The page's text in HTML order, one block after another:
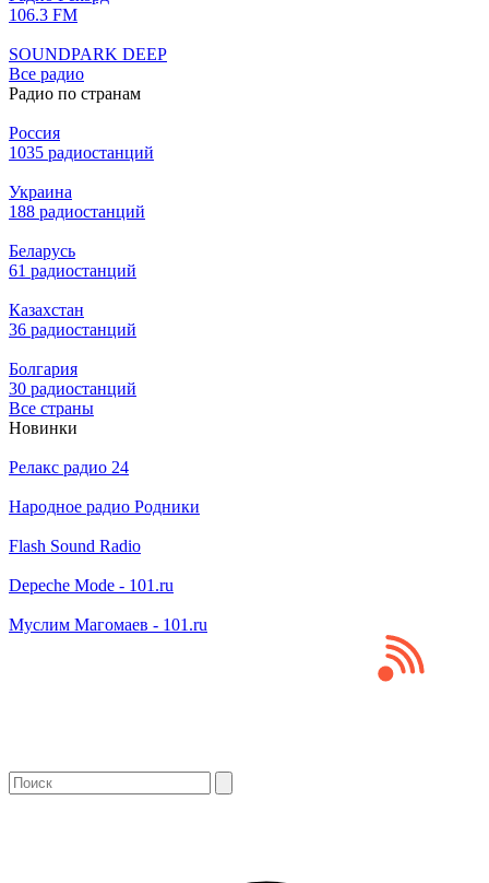
106.3 FM
SOUNDPARK DEEP
Все радио
Радио по странам
Россия
1035 радиостанций
Украина
188 радиостанций
Беларусь
61 радиостанций
Казахстан
36 радиостанций
Болгария
30 радиостанций
Все страны
Новинки
Релакс радио 24
Народное радио Родники
Flash Sound Radio
Depeche Mode - 101.ru
Муслим Магомаев - 101.ru